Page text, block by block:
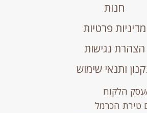
חנות
מדיניות פרטיות
הצהרת נגישות
ותנאי שימוש
הלקוח
טירת הכרמל